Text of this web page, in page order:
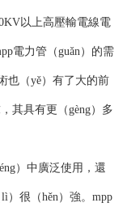
以上高壓輸電線電
電力管（guǎn）的需
也（yě）有了大的前
其具有更（gèng）多
）中廣泛使用，還
）很（hěn）強。mpp